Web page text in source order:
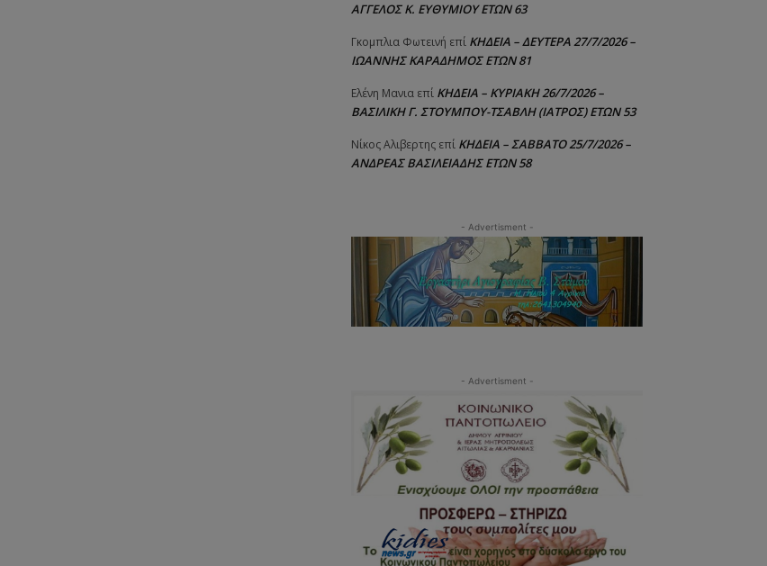
ΑΓΓΕΛΟΣ Κ. ΕΥΘΥΜΙΟΥ ΕΤΩΝ 63
Γκομπλια Φωτεινή επί ΚΗΔΕΙΑ – ΔΕΥΤΕΡΑ 27/7/2026 –
ΙΩΑΝΝΗΣ ΚΑΡΑΔΗΜΟΣ ΕΤΩΝ 81
Ελένη Μανια επί ΚΗΔΕΙΑ – ΚΥΡΙΑΚΗ 26/7/2026 –
ΒΑΣΙΛΙΚΗ Γ. ΣΤΟΥΜΠΟΥ-ΤΣΑΒΛΗ (ΙΑΤΡΟΣ) ΕΤΩΝ 53
Νίκος Αλιβερτης επί ΚΗΔΕΙΑ – ΣΑΒΒΑΤΟ 25/7/2026 –
ΑΝΔΡΕΑΣ ΒΑΣΙΛΕΙΑΔΗΣ ΕΤΩΝ 58
- Advertisment -
- Advertisment -